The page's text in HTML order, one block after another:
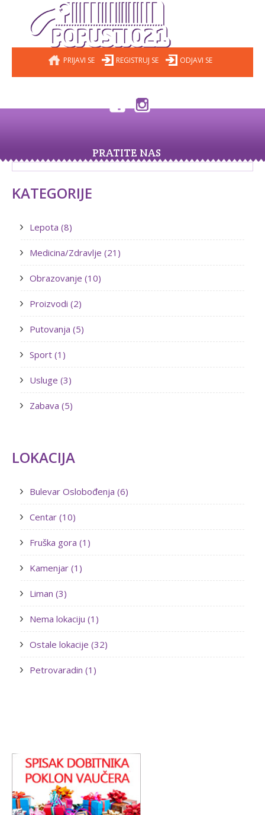
PRIJAVI SE REGISTRUJ SE ODJAVI SE
PRATITE NAS
KATEGORIJE
Lepota (8)
Medicina/Zdravlje (21)
Obrazovanje (10)
Proizvodi (2)
Putovanja (5)
Sport (1)
Usluge (3)
Zabava (5)
LOKACIJA
Bulevar Oslobođenja (6)
Centar (10)
Fruška gora (1)
Kamenjar (1)
Liman (3)
Nema lokaciju (1)
Ostale lokacije (32)
Petrovaradin (1)